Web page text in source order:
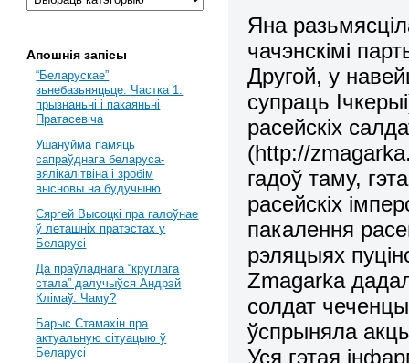
Яна
чачэнскімі
Другой, у
супраць
расейскіх
(http://zmagarka
гадоў таму,
расейскіх
пакалення
рэляцыях
Zmagarkaд
солдат
ўспрыняла
Уся гэтая
Апошнія запісы
“Беларускае”
зьнебазьняцьце. Частка 1:
прызнаньні і пакаяньні
Пратасевіча
Ушануйма памяць
сапраўднага беларуса-
вялікалітвіна і зробім
высновы на будучыню
Сяргей Высоцкі пра галоўнае
ў леташніх пратэстах у
Беларусі
Да праўладнага “круглага
стала” далучыўся Андрэй
Клімаў. Чаму?
Барыс Стамахін пра
актуальную сітуацыю ў
Беларусі